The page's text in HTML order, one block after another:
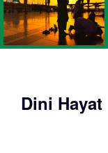
Dini Hayat